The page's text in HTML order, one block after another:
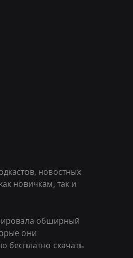
новостных
новичкам, так и
обширный
они
бесплатно скачать